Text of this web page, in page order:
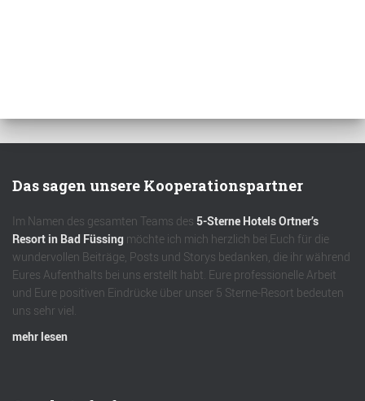
Das sagen unsere Kooperationspartner
Im Namen des gesamten Teams des 5-Sterne Hotels Ortner’s
Resort in Bad Füssing möchte ich mich herzlich bei Euch für die
wundervollen Beiträge, Posts und Storys bedanken, die ihr während
Eures Aufenthalts bei uns erstellt habt. Eure professionelle Arbeit
und Eure positiven Eindrücke über unser 5 Sterne-Resort bedeuten
uns sehr viel.
mehr lesen